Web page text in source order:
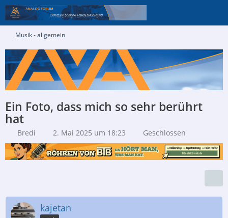
Musik - allgemein
Ein Foto, dass mich so sehr berührt
hat
Bredi 2. Mai 2025 um 18:23 Geschlossen
kajetan